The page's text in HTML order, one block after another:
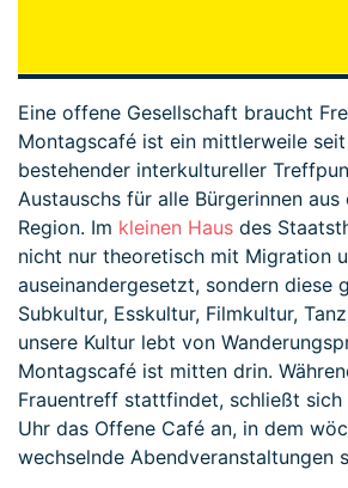
Eine offene Gesellschaft braucht
Montagscafé ist ein mittlerweile
bestehender interkultureller
Austauschs für alle Bürgerinnen
Region. Im kleinen Haus des
nicht nur theoretisch mit Migration
auseinandergesetzt, sondern diese
Subkultur, Esskultur, Filmkultur,
unsere Kultur lebt von
Montagscafé ist mitten drin.
Frauentreff stattfindet, schließt sich
Uhr das Offene Café an, in dem
wechselnde Abendveranstaltungen